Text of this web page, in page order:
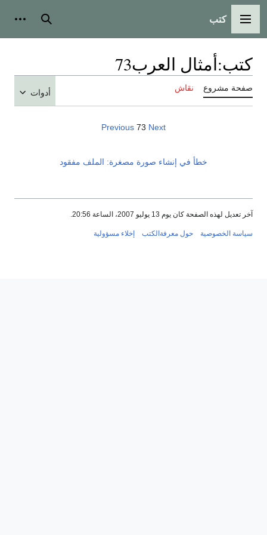
القائمة الرئيسية
كتب بحث
كتب:أمثال العرب73
صفحة مشروع نقاش أدوات
Previous 73 Next
خطأ في إنشاء صورة مصغرة: الملف مفقود
آخر تعديل لهذه الصفحة كان يوم 13 يوليو 2007، الساعة 20:56.
سياسة الخصوصية حول معرفةالكتب إخلاء مسؤولية